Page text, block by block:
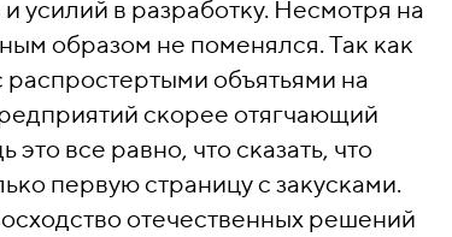
усилий в разработку. Несмотря на
образом не поменялся. Так как
распростертыми объятьями на
скорее отягчающий
все равно, что сказать, что
первую страницу с закусками.
отечественных решений